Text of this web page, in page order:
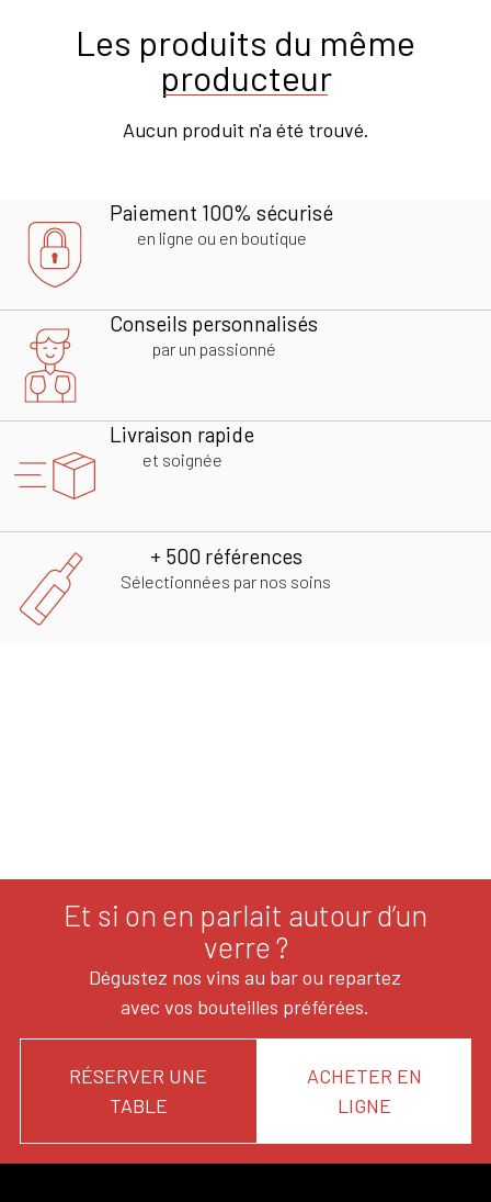
Les produits du même
producteur
Aucun produit n'a été trouvé.
Paiement 100% sécurisé
en ligne ou en boutique
Conseils personnalisés
par un passionné
Livraison rapide
et soignée
+ 500 références
Sélectionnées par nos soins
Et si on en parlait autour d’un
verre ?
Dégustez nos vins au bar ou repartez
avec vos bouteilles préférées.
RÉSERVER UNE
TABLE
ACHETER EN
LIGNE